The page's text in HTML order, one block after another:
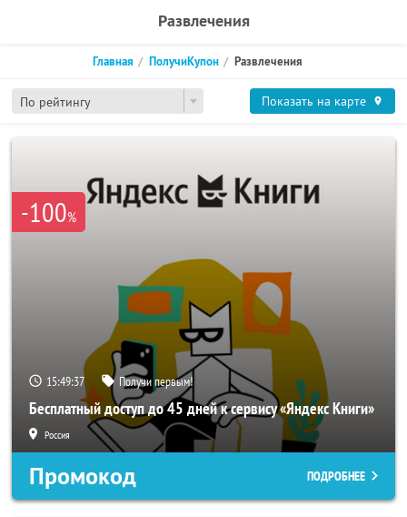
Развлечения
По рейтингу
Главная ПолучиКупон Развлечения
Показать на карте
-100%
15:49:37 Получи первым!
Бесплатный доступ до 45 дней к сервису «Яндекс Книги»
Россия
Промокод ПОДРОБНЕЕ